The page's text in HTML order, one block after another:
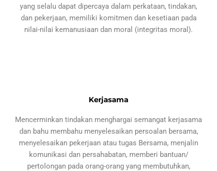
yang selalu dapat dipercaya dalam perkataan, tindakan,
dan pekerjaan, memiliki komitmen dan kesetiaan pada
nilai-nilai kemanusiaan dan moral (integritas moral).
Kerjasama
Mencerminkan tindakan menghargai semangat kerjasama
dan bahu membahu menyelesaikan persoalan bersama,
menyelesaikan pekerjaan atau tugas Bersama, menjalin
komunikasi dan persahabatan, memberi bantuan/
pertolongan pada orang-orang yang membutuhkan,